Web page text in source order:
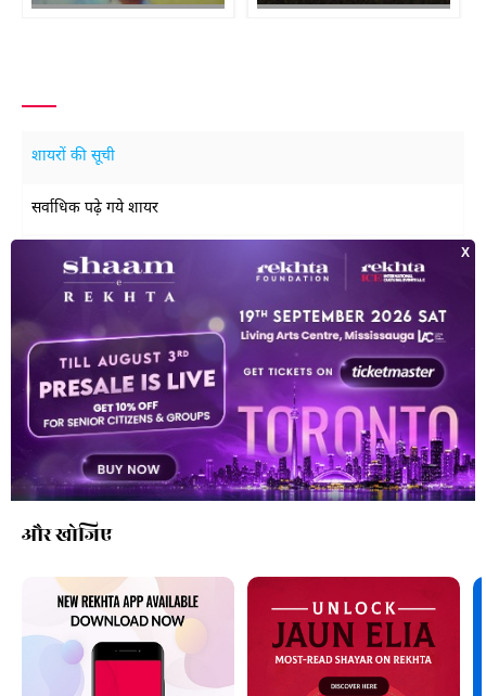
शायरों की सूची
सर्वाधिक पढ़े गये शायर
क्लासिकी शायर
नौजवान शायर
शायरों के ऑडियो
और खोजिए